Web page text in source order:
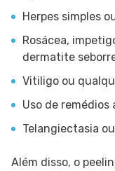
Herpes simples
Rosácea,
dermatite
Vitiligo ou
Uso de
Telangiectasia
Além disso, o